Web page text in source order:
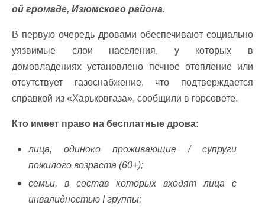
ой громаде, Изюмского района.
В первую очередь дровами обеспечивают социально
уязвимые слои населения, у которых в
домовладениях установлено печное отопление или
отсутствует газоснабжение, что подтверждается
справкой из «Харьковгаза», сообщили в горсовете.
Кто имеет право на бесплатные дрова:
лица, одиноко проживающие / супруги
пожилого возраста (60+);
семьи, в состав которых входят лица с
инвалидностью I группы;